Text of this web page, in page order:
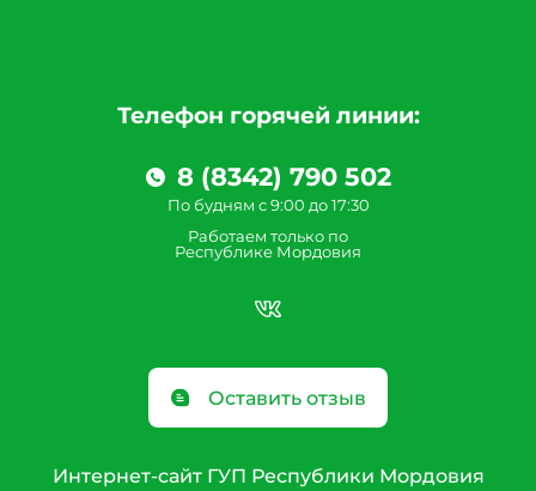
Телефон горячей линии:
8 (8342) 790 502
По будням с 9:00 до 17:30
Работаем только по
Республике Мордовия
Оставить отзыв
Интернет-сайт ГУП Республики Мордовия